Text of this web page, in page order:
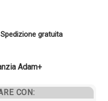
Spedizione gratuita
Adam+
CON: